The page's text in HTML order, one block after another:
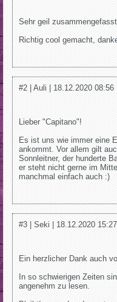
Sehr geil zusammengefasst.
Richtig cool gemacht,
#2 | Auli | 18.12.2020 08:56
Lieber "Capitano"!
Es ist uns wie immer eine
ankommt. Vor allem gilt
Sonnleitner, der hunderte
er steht nicht gerne im
manchmal einfach auch :)
#3 | Seki | 18.12.2020 15:27
Ein herzlicher Dank auch
In so schwierigen Zeiten
angenehm zu lesen.